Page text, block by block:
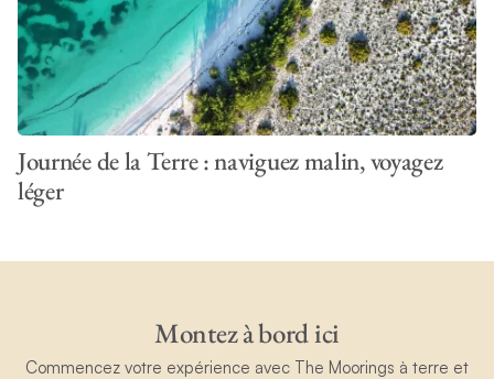
Journée de la Terre : naviguez malin, voyagez
léger
Montez à bord ici
Commencez votre expérience avec The Moorings à terre et